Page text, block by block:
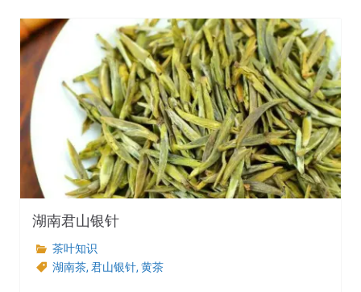
湖南君山银针
茶叶知识
湖南茶, 君山银针, 黄茶